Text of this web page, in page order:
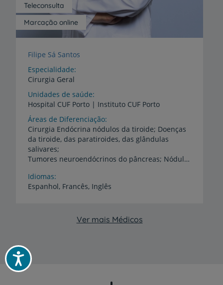
Acessibilidade
Marcação online
Teleconsulta
Filipe Sá Santos
Especialidade
Cirurgia Geral
Unidades de saúde
Hospital CUF Porto | Instituto CUF Porto
Áreas de Diferenciação
Cirurgia Endócrina nódulos da tiroide; Doenças
da tiroide, das paratiroides, das glândulas
salivares;
Tumores neuroendócrinos do pâncreas; Nódulos das supra-renais, feocromocitoma
Idiomas
Espanhol, Francês, Inglês
Ver mais Médicos